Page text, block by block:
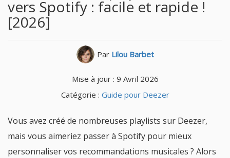
vers Spotify : facile et rapide !
[2026]
Par Lilou Barbet
Mise à jour : 9 Avril 2026
Catégorie : Guide pour Deezer
Vous avez créé de nombreuses playlists sur Deezer,
mais vous aimeriez passer à Spotify pour mieux
personnaliser vos recommandations musicales ? Alors